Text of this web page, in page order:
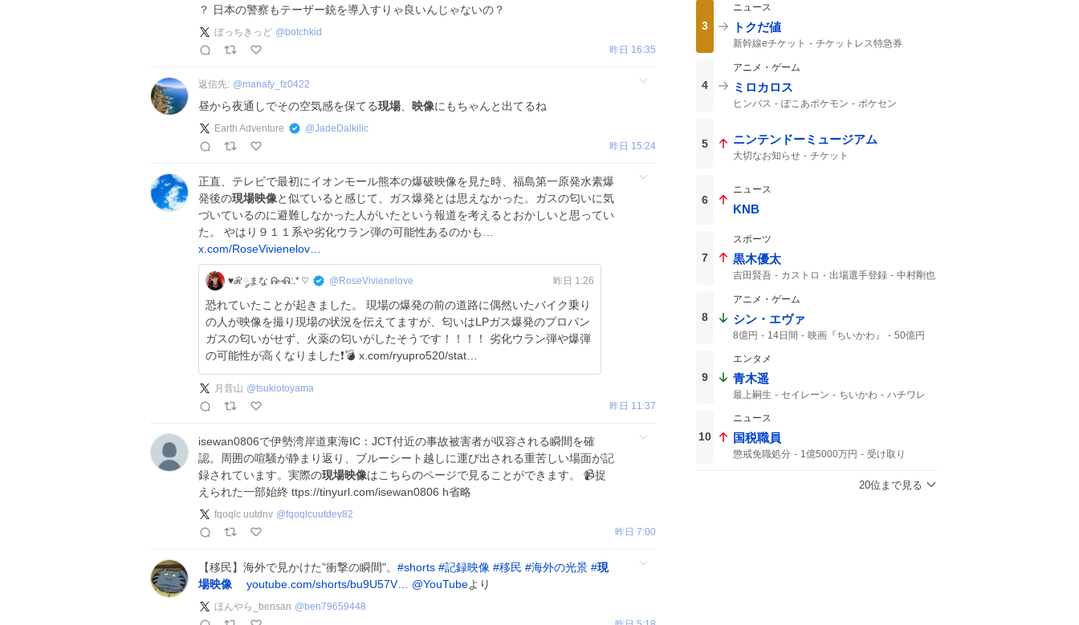
？ 日本の警察もテーザー銃を導入すりゃ良いんじゃないの？
ぼっちきっど @ botchkid
昨日 16:35
返信先: @manafy_fz0422
昼から夜通しでその空気感を保てる現場 映像にもちゃんと出てるね
Earth Adventure @JadeDalkilic
昨日 15:24
正直、テレビで最初にイオンモール熊本の爆破映像を見た時、福島第一原発水素爆
発後の現場映像と似ていると感じて、ガス爆発とは思えなかった。ガスの匂いに気
づいているのに避難しなかった人がいたという報道を考えるとおかしいと思ってい
た。 やはり９１１系や劣化ウラン弾の可能性あるのかも…
x.com/RoseVivienelov…
♥ℛ ༘まな ᕱ⑅ᕱ:.* ♡ @RoseVivienelove 昨日 1:26
恐れていたことが起きました。 現場の爆発の前の道路に偶然いたバイク乗り
の人が映像を撮り現場の状況を伝えてますが、匂いはLPガス爆発のプロパン
ガスの匂いがせず、火薬の匂いがしたそうです！！！！ 劣化ウラン弾や爆弾
の可能性が高くなりました❗️💣 x.com/ryupro520/stat…
月音山 @tsukiotoyama
昨日 11:37
isewan0806で伊勢湾岸道東海IC：JCT付近の事故被害者が収容される瞬間を確
認。周囲の喧騒が静まり返り、ブルーシート越しに運び出される重苦しい場面が記
録されています。実際の現場映像はこちらのページで見ることができます。 📹捉
えられた一部始終 ttps://tinyurl.com/isewan0806 h省略
fqoqlc uutdnv @fqoqlcuutdev82
昨日 7:00
【移民】海外で見かけた”衝撃の瞬間"。 #shorts #記録映像 #移民 #海外の光景 #現
場映像
youtube.com/shorts/bu9U57V… @YouTubeより
ほんやら_bensan @ ben79659448
3
ニュース
トクだ値
新幹線eチケット
チケットレス特急券
トク割
えきねっと
4
アニメ・ゲーム
ミロカロス
ヒンバス ぽこあポケモン
ポケセン
5 ニンテンドーミュージアム
大切なお知らせ チケット
6
ニュース
KNB
7
スポーツ
黒木優太
吉田賢吾 カストロ 出場選手登録 中村剛也
8
アニメ・ゲーム
シン・エヴァ
8億円 14日間 映画『ちいかわ』
50億円
9
エンタメ
青木遥
最上嗣生 セイレーン ちいかわ ハチワレ
10
ニュース
国税職員
懲戒免職処分 1億5000万円
受け取り
20位まで見る